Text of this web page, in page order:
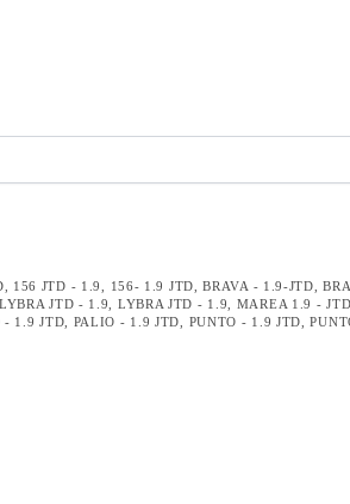
, 156 JTD - 1.9, 156- 1.9 JTD,BRAVA - 1.9-JTD,
LYBRA JTD - 1.9, LYBRA JTD - 1.9, MAREA 1.9 -
- 1.9 JTD, PALIO - 1.9 JTD, PUNTO - 1.9 JTD,